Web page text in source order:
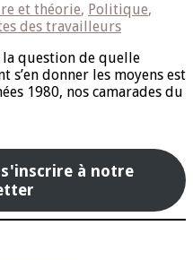
et théorie, Politique,
des travailleurs
la question de quelle
donner les moyens est
1980, nos camarades du
à notre